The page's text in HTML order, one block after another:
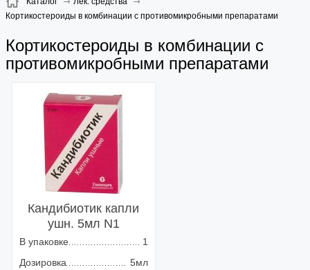
Кортикостероиды в комбинации с противомикробными препаратами
Кортикостероиды в комбинации с
противомикробными препаратами
Кандибиотик капли
ушн. 5мл N1
В упаковке
1
Дозировка
5мл